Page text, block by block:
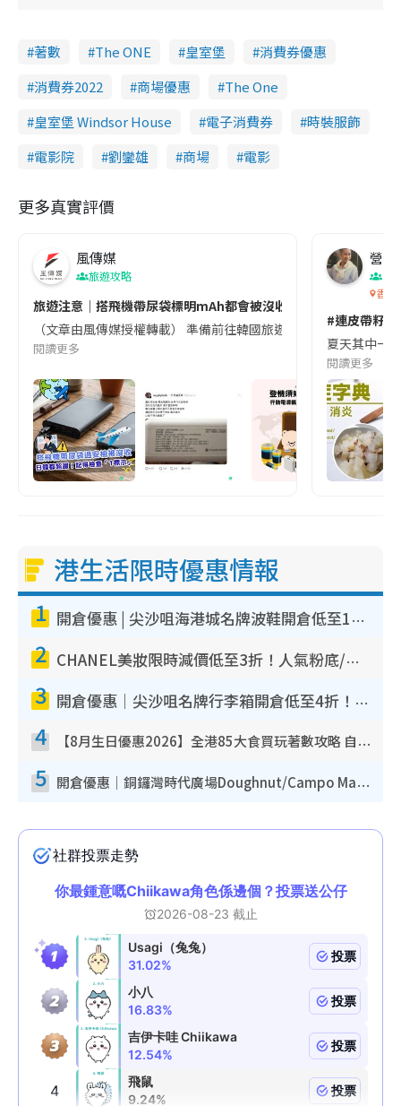
著數 The ONE 皇室堡
消費券優惠
消費券2022
商場優惠
The One
皇室堡 Windsor House
電子消費券
時裝服飾
電影院
劉鑾雄 商場 電影
更多真實評價
風傳媒
旅遊攻略
旅遊注意｜搭飛機帶尿袋標明mAh都會被沒收😱出發前切記檢查
（文章由風傳媒授權轉載） 準備前往韓國旅遊的民眾，近期要
閱讀更多
營養
香港
#連皮帶籽
夏天其中一
閱讀更多
港生活限時優惠情報
1 開倉優惠 | 尖沙咀海港城名牌波鞋開倉低至1折！On鞋$899起／Joy&Peace鞋履$98起
2 CHANEL美妝限時減價低至3折！人氣粉底/唇膏/精華液低至$275！COCO香水都有平
3 開倉優惠｜尖沙咀名牌行李箱開倉低至4折！一連5日 American Tourister/ace./Hallmark $200起！
4 【8月生日優惠2026】全港85大食買玩著數攻略 自助餐/火鍋放題同行免費＋誠品/DONKI送現金券
5 開倉優惠｜銅鑼灣時代廣場Doughnut/Campo Marzio開倉低至1折！背囊、書包、手袋劈價$200起